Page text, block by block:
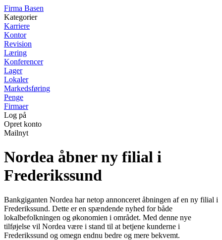
Firma Basen
Kategorier
Karriere
Kontor
Revision
Læring
Konferencer
Lager
Lokaler
Markedsføring
Penge
Firmaer
Log på
Opret konto
Mailnyt
Nordea åbner ny filial i
Frederikssund
Bankgiganten Nordea har netop annonceret åbningen af en ny filial i
Frederikssund. Dette er en spændende nyhed for både
lokalbefolkningen og økonomien i området. Med denne nye
tilføjelse vil Nordea være i stand til at betjene kunderne i
Frederikssund og omegn endnu bedre og mere bekvemt.